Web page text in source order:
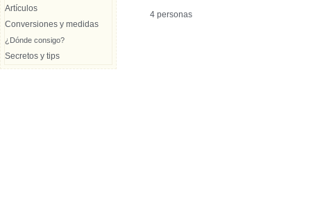
Artículos
Conversiones y medidas
¿Dónde consigo?
Secretos y tips
4 personas